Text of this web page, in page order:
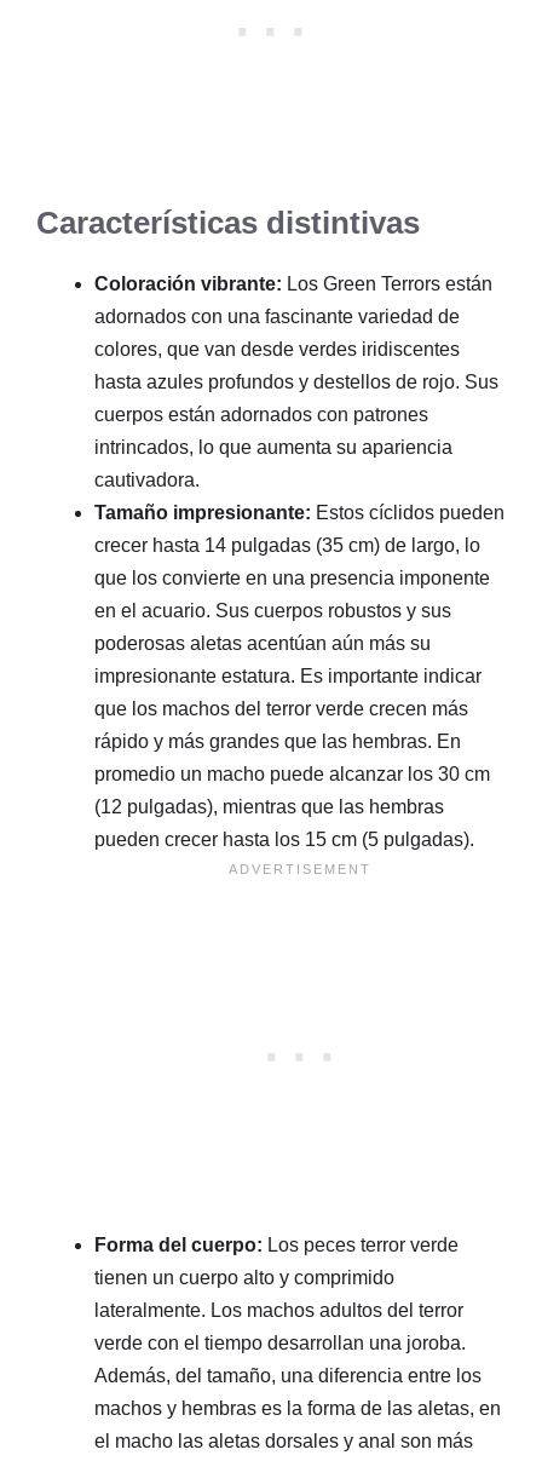
Características distintivas
Coloración vibrante: Los Green Terrors están
adornados con una fascinante variedad de
colores, que van desde verdes iridiscentes
hasta azules profundos y destellos de rojo. Sus
cuerpos están adornados con patrones
intrincados, lo que aumenta su apariencia
cautivadora.
Tamaño impresionante: Estos cíclidos pueden
crecer hasta 14 pulgadas (35 cm) de largo, lo
que los convierte en una presencia imponente
en el acuario. Sus cuerpos robustos y sus
poderosas aletas acentúan aún más su
impresionante estatura. Es importante indicar
que los machos del terror verde crecen más
rápido y más grandes que las hembras. En
promedio un macho puede alcanzar los 30 cm
(12 pulgadas), mientras que las hembras
pueden crecer hasta los 15 cm (5 pulgadas).
Forma del cuerpo: Los peces terror verde
tienen un cuerpo alto y comprimido
lateralmente. Los machos adultos del terror
verde con el tiempo desarrollan una joroba.
Además, del tamaño, una diferencia entre los
machos y hembras es la forma de las aletas, en
el macho las aletas dorsales y anal son más